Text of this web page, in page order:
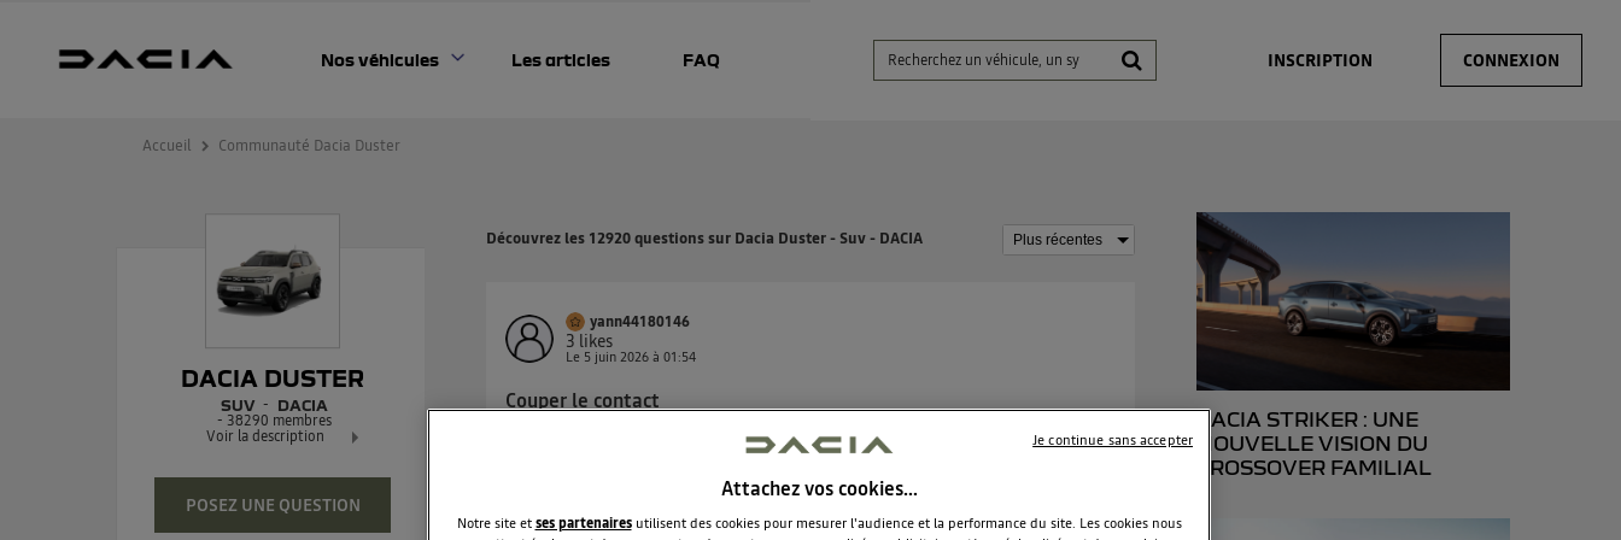
Nos véhicules Les articles FAQ INSCRIPTION CONNEXION
Accueil Communauté Dacia Duster
DACIA DUSTER
SUV DACIA
- 38290 membres
Voir la description
Dacia Duster - L'authentique SUV
POSEZ UNE QUESTION
Découvrez les 12920 questions sur Dacia Duster - Suv - DACIA
yann44180146
3 likes
Le 5 juin 2026 à01:54
Couper le contact
Bonjour la communauté je possède un duster 3 hybride 155 et donc J
arrête le véhicule , est il préférable de se mettre en N neutre avant de
couper le contact ou on peut rester en D ? merci d...
DACIA STRIKER : UNE
NOUVELLE VISION DU
CROSSOVER FAMILIAL
Attachez vos cookies…
Notre site etses partenairesutilisent des cookies pour mesurer l'audience et la performance du site. Les cookies nous
Je continue sans accepter